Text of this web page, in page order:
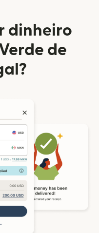
dinheiro
de